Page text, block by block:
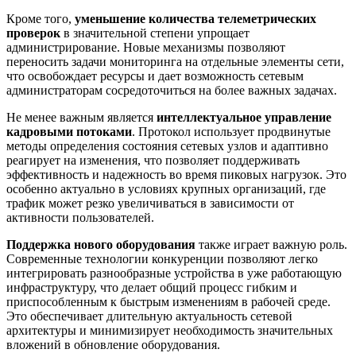
Кроме того, уменьшение количества телеметрических
проверок в значительной степени упрощает
администрирование. Новые механизмы позволяют
переносить задачи мониторинга на отдельные элементы сети,
что освобождает ресурсы и дает возможность сетевым
администраторам сосредоточиться на более важных задачах.
Не менее важным является интеллектуальное управление
кадровыми потоками. Протокол использует продвинутые
методы определения состояния сетевых узлов и адаптивно
реагирует на изменения, что позволяет поддерживать
эффективность и надежность во время пиковых нагрузок. Это
особенно актуально в условиях крупных организаций, где
трафик может резко увеличиваться в зависимости от
активности пользователей.
Поддержка нового оборудования также играет важную роль.
Современные технологии конкуренции позволяют легко
интегрировать разнообразные устройства в уже работающую
инфраструктуру, что делает общий процесс гибким и
приспособленным к быстрым изменениям в рабочей среде.
Это обеспечивает длительную актуальность сетевой
архитектуры и минимизирует необходимость значительных
вложений в обновление оборудования.